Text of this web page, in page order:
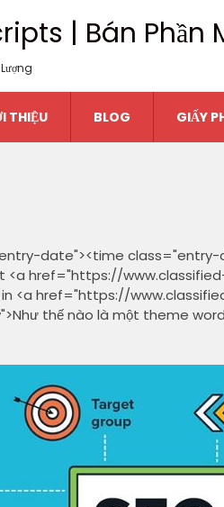
| Bán Phần
THIỆU BLOG GIẤY
date"><time class="entry-
at <a href="https://
in <a href="https://
thế nào là một theme